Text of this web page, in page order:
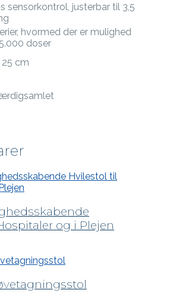
sensorkontrol, justerbar til 3,5
hvormed der er mulighed
doser
25 cm
og i Plejen